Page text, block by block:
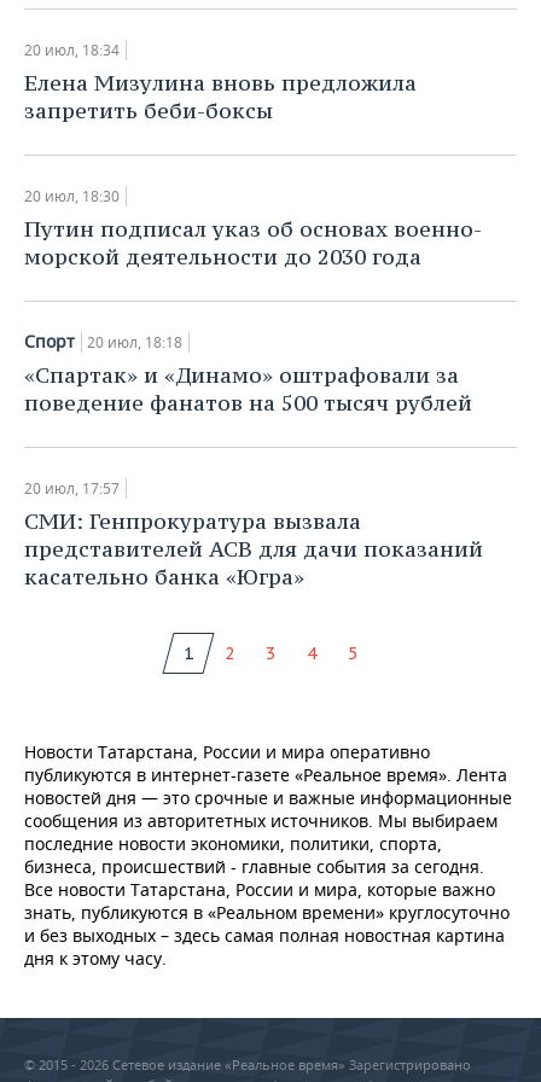
20 июл, 18:34
Елена Мизулина вновь предложила
запретить беби-боксы
20 июл, 18:30
Путин подписал указ об основах военно-
морской деятельности до 2030 года
Спорт 20 июл, 18:18
«Спартак» и «Динамо» оштрафовали за
поведение фанатов на 500 тысяч рублей
20 июл, 17:57
СМИ: Генпрокуратура вызвала
представителей АСВ для дачи показаний
касательно банка «Югра»
1 2 3 4 5
Новости Татарстана, России и мира оперативно
публикуются в интернет-газете «Реальное время». Лента
новостей дня — это срочные и важные информационные
сообщения из авторитетных источников. Мы выбираем
последние новости экономики, политики, спорта,
бизнеса, происшествий - главные события за сегодня.
Все новости Татарстана, России и мира, которые важно
знать, публикуются в «Реальном времени» круглосуточно
и без выходных – здесь самая полная новостная картина
дня к этому часу.
© 2015 - 2026 Сетевое издание «Реальное время» Зарегистрировано